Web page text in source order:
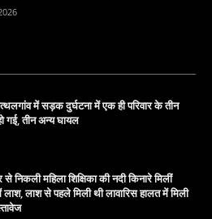
में सड़क दुर्घटना में एक ही परिवार के तीन
गई, तीन अन्य घायल
निकली महिला शिक्षिका की नदी किनारे मिलीं
लाश, लाश से पहले मिली थी लावारिस हालत में मिली